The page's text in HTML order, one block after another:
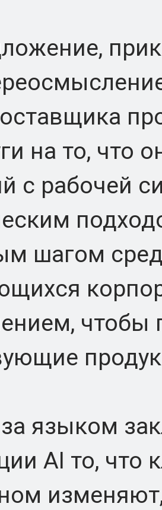
на то, что
с рабочей
шагом
чтобы
языком
AI то, что